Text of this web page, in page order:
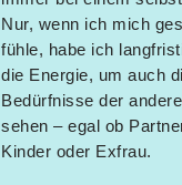
Nur, wenn ich mich
fühle, habe ich
die Energie, um auch
Bedürfnisse der
sehen – egal ob
Kinder oder Exfrau.